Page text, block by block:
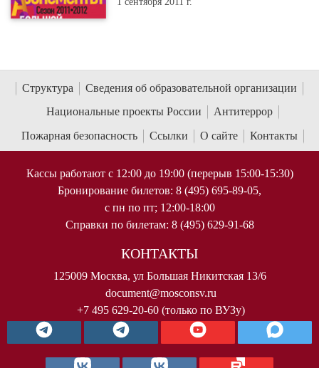
Структура
Сведения об образовательной организации
Национальные проекты России
Антитеррор
Пожарная безопасность
Ссылки О сайте Контакты
Кассы работают с 12:00 до 19:00 (перерыв 15:00-15:30)
Бронирование билетов: 8 (495) 695-89-05,
с пн по пт; 12:00-18:00
Справки по билетам: 8 (495) 629-91-68
КОНТАКТЫ
125009 Москва, ул Большая Никитская 13/6
document@mosconsv.ru
+7 495 629-20-60 (только по ВУЗу)